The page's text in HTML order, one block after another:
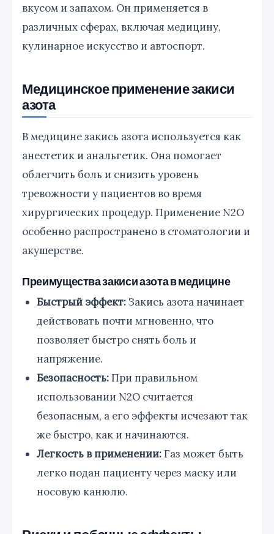
вкусом и запахом. Он применяется в
различных сферах, включая медицину,
кулинарное искусство и автоспорт.
Медицинское применение закиси
азота
В медицине закись азота используется как
анестетик и анальгетик. Она помогает
облегчить боль и снизить уровень
тревожности у пациентов во время
хирургических процедур. Применение N2O
особенно распространено в стоматологии и
акушерстве.
Преимущества закиси азота в медицине
Быстрый эффект:Закись азота начинает
действовать почти мгновенно, что
позволяет быстро снять боль и
напряжение.
Безопасность:При правильном
использовании N2O считается
безопасным, а его эффекты исчезают так
же быстро, как и начинаются.
Легкость в применении:Газ может быть
легко подан пациенту через маску или
носовую канюлю.